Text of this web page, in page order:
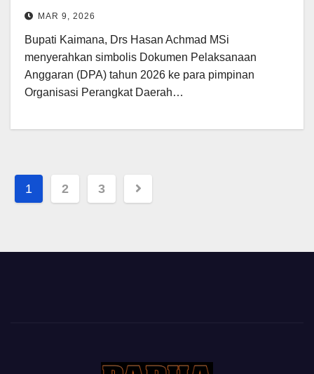
MAR 9, 2026
Bupati Kaimana, Drs Hasan Achmad MSi
menyerahkan simbolis Dokumen Pelaksanaan
Anggaran (DPA) tahun 2026 ke para pimpinan
Organisasi Perangkat Daerah…
Posts
1 2 3